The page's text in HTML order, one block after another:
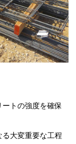
トの強度を確保
大変重要な工程